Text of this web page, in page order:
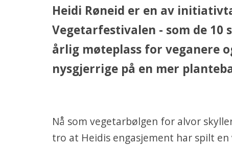
Heidi Røneid er en av
Vegetarfestivalen - som de 10
årlig møteplass for veganere
nysgjerrige på en mer
Nå som vegetarbølgen for alvor
tro at Heidis engasjement har spilt